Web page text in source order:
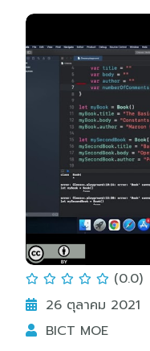
(0.0)
26 ตุลาคม 2021
BICT MOE